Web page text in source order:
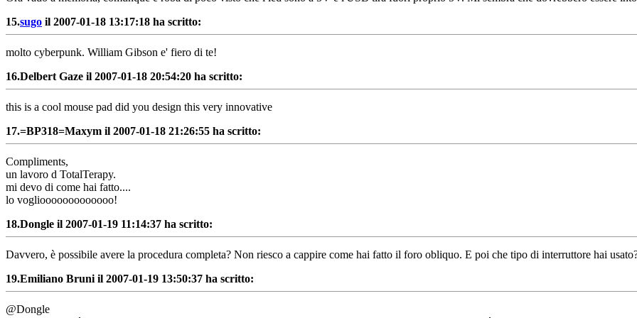
15.sugo il 2007-01-18 13:17:18 ha scritto:
molto cyberpunk. William Gibson e' fiero di te!
16.Delbert Gaze il 2007-01-18 20:54:20 ha scritto:
this is a cool mouse pad did you design this very innovative
17.=BP318=Maxym il 2007-01-18 21:26:55 ha scritto:
Compliments,
un lavoro d TotalTerapy.
mi devo di come hai fatto....
lo vogliooooooooooooo!
18.Dongle il 2007-01-19 11:14:37 ha scritto:
Davvero, è possibile avere la procedura completa? Non riesco a cappire come hai fatto il foro obliquo. E poi che tipo di interruttore hai
19.Emiliano Bruni il 2007-01-19 13:50:37 ha scritto:
@Dongle